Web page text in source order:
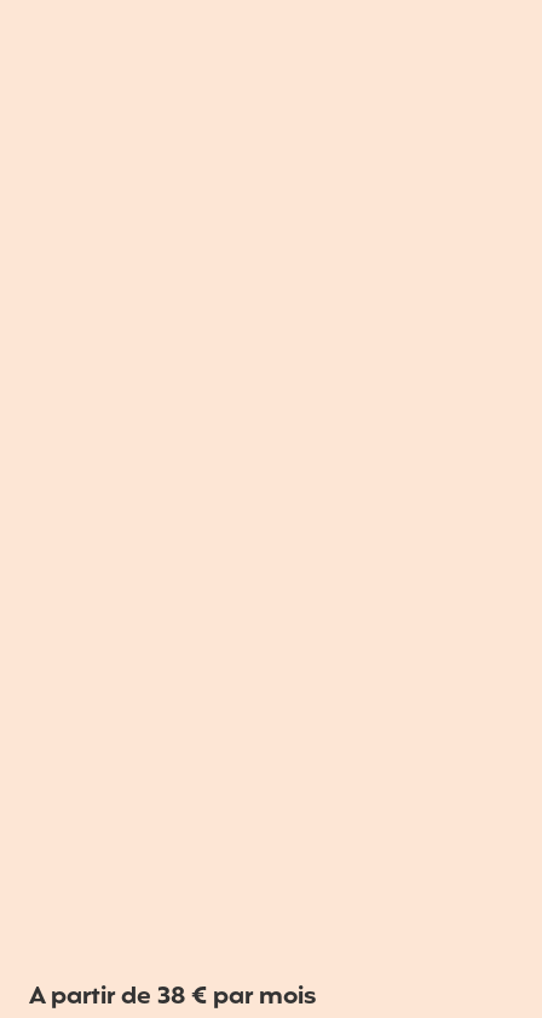
A partir de 38 € par mois